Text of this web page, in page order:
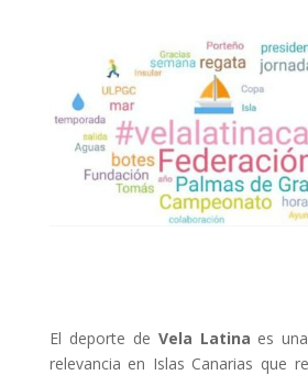
El deporte de Vela Latina es
relevancia en Islas Canarias que